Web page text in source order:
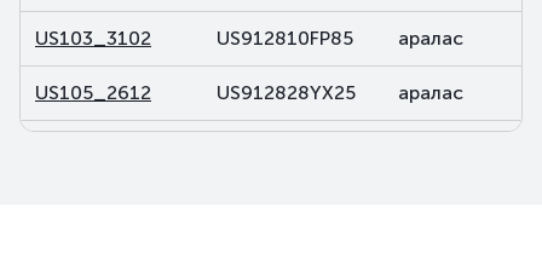
US103_3102 US912810FP85 аралас
US105_2612 US912828YX25 аралас